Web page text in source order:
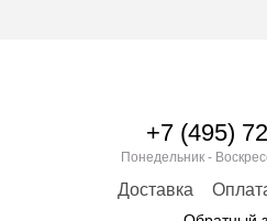
+7 (495)
Понедельник -
Доставка